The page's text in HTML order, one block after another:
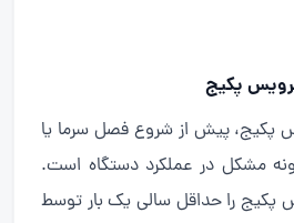
پکیج
پکیج، پیش از شروع فصل سرما یا
مشکل در عملکرد دستگاه است.
را حداقل سالی یک بار توسط